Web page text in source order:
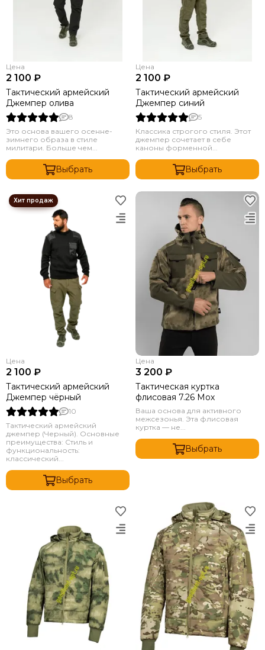
Цена
2 100 ₽
Тактический армейский
Джемпер олива
8
Это основа вашего осенне-
зимнего образа в стиле
милитари. Больше чем...
Выбрать
Цена
2 100 ₽
Тактический армейский
Джемпер синий
5
Классика строгого стиля. Этот
джемпер сочетает в себе
каноны форменной...
Выбрать
Цена
2 100 ₽
Тактический армейский
Джемпер чёрный
10
Тактический армейский
джемпер (Черный). Основные
преимущества: Стиль и
функциональность:
классический...
Выбрать
Цена
3 200 ₽
Тактическая куртка
флисовая 7.26 Мох
Ваша основа для активного
межсезонья. Эта флисовая
куртка — не...
Выбрать